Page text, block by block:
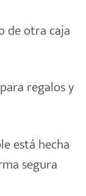
de otra caja
regalos y
está hecha
segura